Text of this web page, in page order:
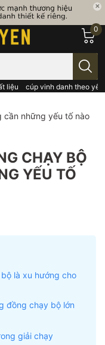
liệu cúp vinh danh theo
0
những yếu tố nào
CHẠY BỘ
YẾU TỐ
là xu hướng cho
đồng chạy bộ lớn
giải chạy